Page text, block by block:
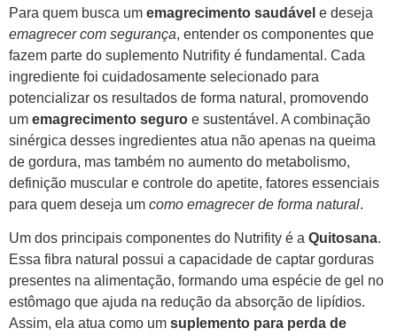
Para quem busca um emagrecimento saudável e deseja
emagrecer com segurança, entender os componentes que
fazem parte do suplemento Nutrifity é fundamental. Cada
ingrediente foi cuidadosamente selecionado para
potencializar os resultados de forma natural, promovendo
um emagrecimento seguro e sustentável. A combinação
sinérgica desses ingredientes atua não apenas na queima
de gordura, mas também no aumento do metabolismo,
definição muscular e controle do apetite, fatores essenciais
para quem deseja um como emagrecer de forma natural.
Um dos principais componentes do Nutrifity é a Quitosana.
Essa fibra natural possui a capacidade de captar gorduras
presentes na alimentação, formando uma espécie de gel no
estômago que ajuda na redução da absorção de lipídios.
Assim, ela atua como um suplemento para perda de